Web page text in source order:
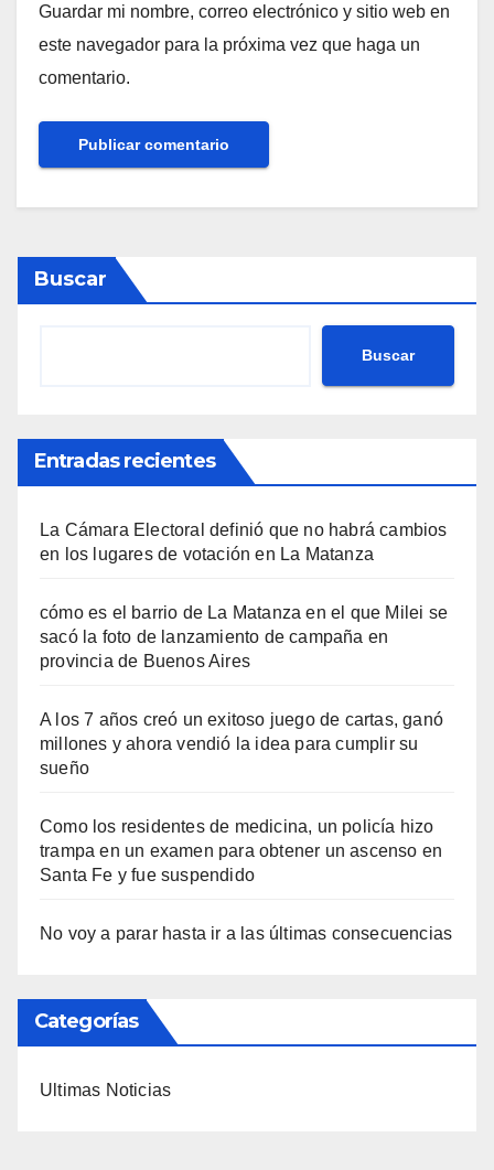
Guardar mi nombre, correo electrónico y sitio web en
este navegador para la próxima vez que haga un
comentario.
Buscar
Buscar
Entradas recientes
La Cámara Electoral definió que no habrá cambios
en los lugares de votación en La Matanza
cómo es el barrio de La Matanza en el que Milei se
sacó la foto de lanzamiento de campaña en
provincia de Buenos Aires
A los 7 años creó un exitoso juego de cartas, ganó
millones y ahora vendió la idea para cumplir su
sueño
Como los residentes de medicina, un policía hizo
trampa en un examen para obtener un ascenso en
Santa Fe y fue suspendido
No voy a parar hasta ir a las últimas consecuencias
Categorías
Ultimas Noticias